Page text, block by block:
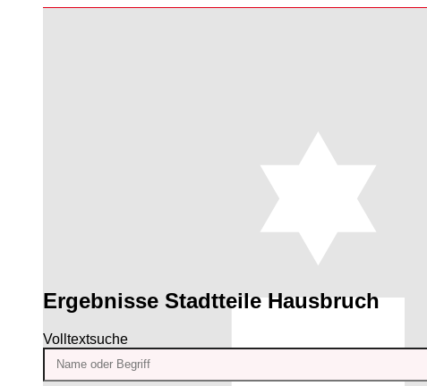
Ergebnisse Stadtteile Hausbruch
Volltextsuche